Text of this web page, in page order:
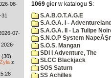
08-
07-
2026-
(30)
z
1069 gier w katalogu S:
S.A.B.O.T.A.G.E
S.A.G.A. I -
S.A.G.A. II - La Tulipe
S.N.O.P System
S.O.S. Mangan
SDI I Adventure, The
SLCC Blackjack
SOS Saturn
SS Achilles